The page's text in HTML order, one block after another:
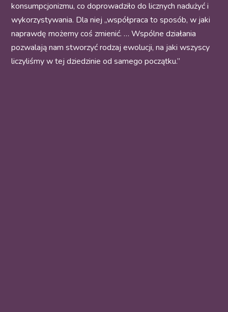
konsumpcjonizmu, co doprowadziło do licznych nadużyć i
wykorzystywania. Dla niej „współpraca to sposób, w jaki
naprawdę możemy coś zmienić. … Wspólne działania
pozwalają nam stworzyć rodzaj ewolucji, na jaki wszyscy
liczyliśmy w tej dziedzinie od samego początku.”